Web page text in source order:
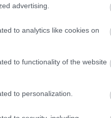
advertising.
to analytics like cookies on
to functionality of the website
to personalization.
και το
ακόμη και μια
το έντερο να στείλει
νεύρου,